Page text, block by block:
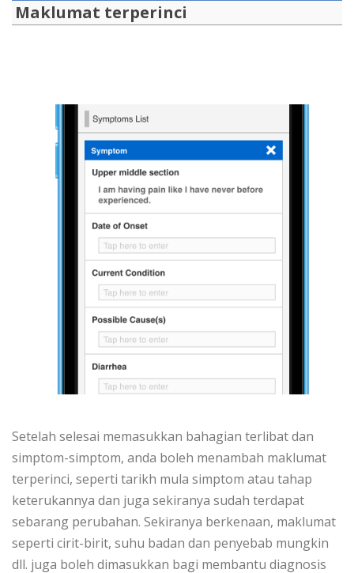
Maklumat terperinci
Setelah selesai memasukkan bahagian terlibat dan
simptom-simptom, anda boleh menambah maklumat
terperinci, seperti tarikh mula simptom atau tahap
keterukannya dan juga sekiranya sudah terdapat
sebarang perubahan. Sekiranya berkenaan, maklumat
seperti cirit-birit, suhu badan dan penyebab mungkin
dll. juga boleh dimasukkan bagi membantu diagnosis